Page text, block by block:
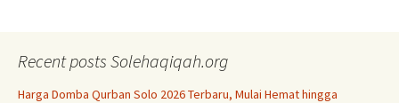
Recent posts Solehaqiqah.org
Harga Domba Qurban Solo 2026 Terbaru, Mulai Hemat hingga